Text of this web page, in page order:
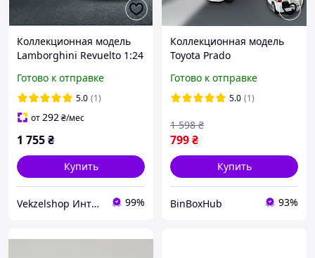
Коллекционная модель
Lamborghini Revuelto 1:24
звуком,паром,
открываются двери, цвет
оранжевый
Готово к отправке
5.0 (1)
от292₴/мес
1 755₴
Купить
Vekzelshop Интернет-магазин 99%
Коллекционная модель
Toyota Prado
Тойота Прадо с
инерциным механизмом
Готово к отправке
5.0 (1)
799₴
1 598 ₴
Купить
BinBoxHub 93%